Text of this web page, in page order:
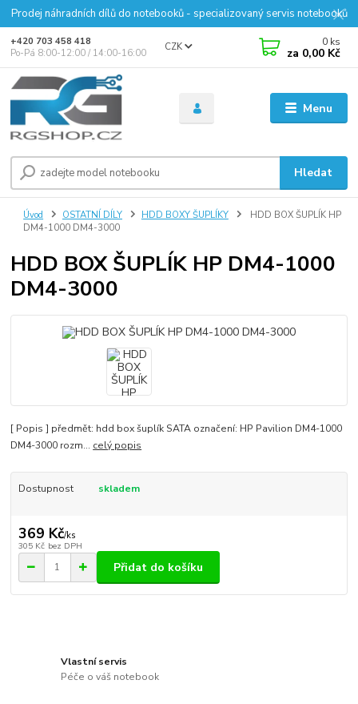
Prodej náhradních dílů do notebooků - specializovaný servis notebooků
Menu
CZK
Hledat
+420 703 458 418
Po-Pá 8:00-12:00 / 14:00-16:00
0 ks
za 0,00 Kč
Úvod OSTATNÍ DÍLY HDD BOXY ŠUPLÍKY
HDD BOX ŠUPLÍK HP
DM4-1000 DM4-3000
HDD BOX ŠUPLÍK HP DM4-1000
DM4-3000
[ Popis ] předmět: hdd box šuplík SATA označení: HP Pavilion DM4-1000
DM4-3000 rozm... celý popis
Dostupnost skladem
369 Kč/ks
305 Kč bez DPH
Přidat do košíku
Vlastní servis
Péče o váš notebook